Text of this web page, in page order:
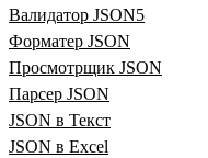
Валидатор JSON5
Форматер JSON
Просмотрщик JSON
Парсер JSON
JSON в Текст
JSON в Excel